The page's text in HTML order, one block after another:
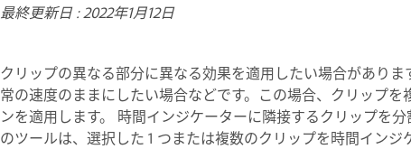
最終更新日 :2022年1月12日
クリップの異なる部分に異なる効果を適用したい場合があり
常の速度のままにしたい場合などです。この場合、クリップ
ンを適用します。 時間インジケーターに隣接するクリップを
のツールは、選択した 1 つまたは複数のクリップを時間インジ